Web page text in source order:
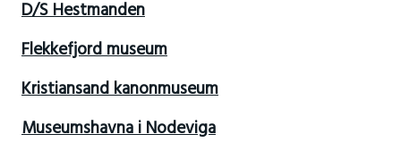
D/S Hestmanden
Flekkefjord museum
Kristiansand kanonmuseum
Museumshavna i Nodeviga